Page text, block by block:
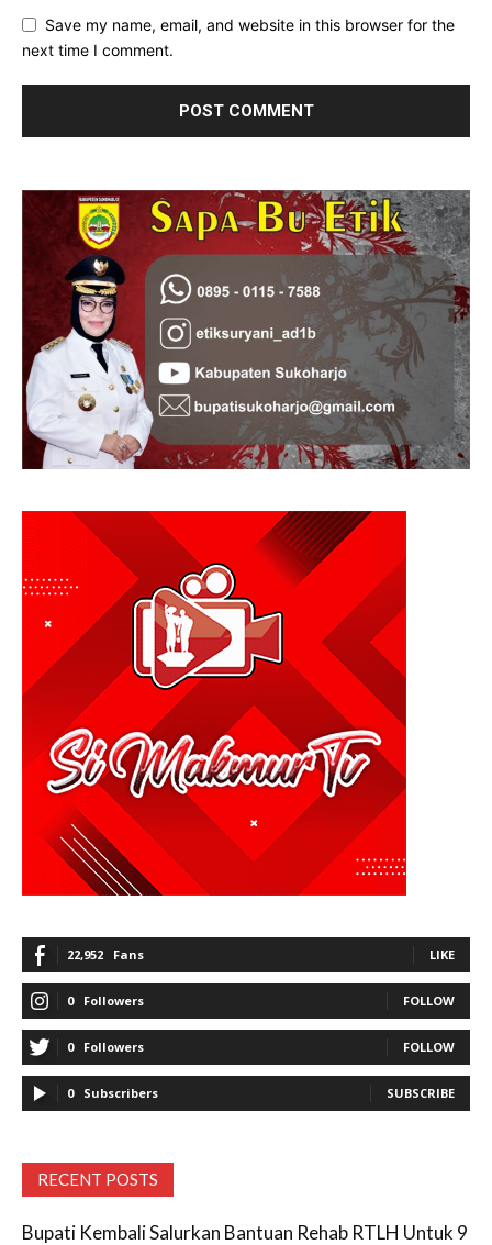
Save my name, email, and website in this browser for the
next time I comment.
22,952 Fans LIKE
0 Followers FOLLOW
0 Followers FOLLOW
0 Subscribers SUBSCRIBE
RECENT POSTS
Bupati Kembali Salurkan Bantuan Rehab RTLH Untuk 9